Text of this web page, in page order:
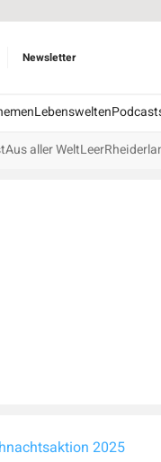
Newsletter
Lebenswelten
Aus aller WeltLeer
2025